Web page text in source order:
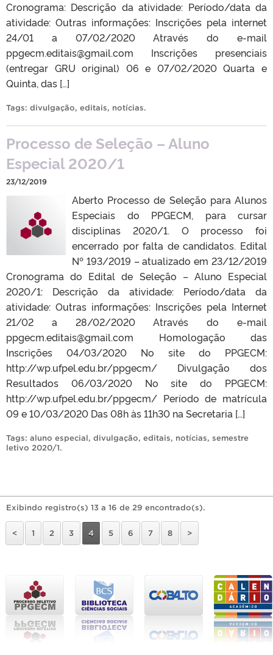
Cronograma: Descrição da atividade: Período/data da
atividade: Outras informações: Inscrições pela internet
24/01 a 07/02/2020 Através do e-mail
ppgecm.editais@gmail.com Inscrições presenciais
(entregar GRU original) 06 e 07/02/2020 Quarta e
Quinta, das […]
Tags: divulgação, editais, notícias.
Processo de Seleção – Aluno
Especial 2020/1
23/12/2019
Aberto Processo de Seleção para Alunos
Especiais do PPGECM, para cursar
disciplinas 2020/1. O processo foi
encerrado por falta de candidatos. Edital
Nº 193/2019 – atualizado em 23/12/2019
Cronograma do Edital de Seleção – Aluno Especial
2020/1: Descrição da atividade: Período/data da
atividade: Outras informações: Inscrições pela Internet
21/02 a 28/02/2020 Através do e-mail
ppgecm.editais@gmail.com Homologação das
Inscrições 04/03/2020 No site do PPGECM:
http://wp.ufpel.edu.br/ppgecm/ Divulgação dos
Resultados 06/03/2020 No site do PPGECM:
http://wp.ufpel.edu.br/ppgecm/ Período de matrícula
09 e 10/03/2020 Das 08h às 11h30 na Secretaria […]
Tags: aluno especial, divulgação, editais, notícias, semestre
letivo 2020/1.
Exibindo registro(s) 13 a 16 de 29 encontrado(s).
< 1 2 3 4 5 6 7 8 >